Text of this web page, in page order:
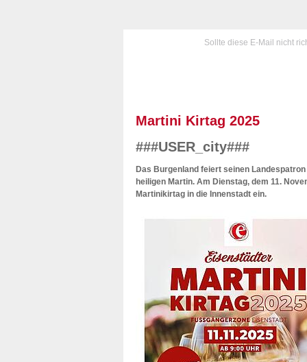
Sollte diese E-Mail nicht
Martini Kirtag 2025
###USER_city###
Das Burgenland feiert seinen
heiligen Martin. Am Dienstag, dem 11.
Martinikirtag in die Innenstadt ein.